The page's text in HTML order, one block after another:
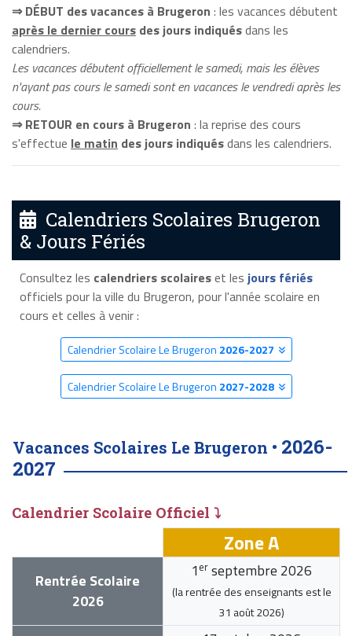
⇒ DÉBUT des vacances à Brugeron : les vacances débutent
après le dernier cours des jours indiquésdans les
calendriers.
Les vacances débutent officiellement le samedi, mais les élèves
n'ayant pas cours le samedi sont en vacances le vendredi après les
cours.
⇒ RETOUR en cours à Brugeron : la reprise des cours
s'effectue le matin des jours indiquésdans les calendriers.
Calendriers Scolaires Brugeron
& Jours Fériés
Consultez les calendriers scolaireset les jours fériés
officiels pour la ville du Brugeron, pour l'année scolaire en
cours et celles à venir :
Calendrier Scolaire Le Brugeron 2026-2027
Calendrier Scolaire Le Brugeron 2027-2028
Vacances Scolaires Le Brugeron • 2026-
2027
Calendrier Scolaire Officiel ⤵
Zone A
Rentrée Scolaire
2026
1 er septembre 2026
(la rentrée des enseignants est le
31 août 2026)